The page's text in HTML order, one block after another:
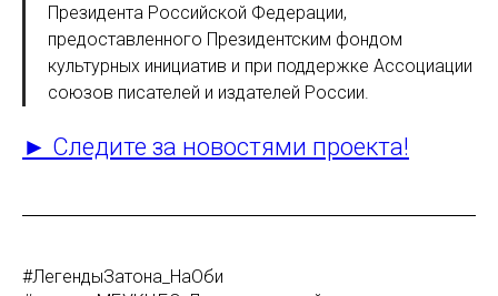
Президента Российской Федерации,
предоставленного Президентским фондом
культурных инициатив и при поддержке Ассоциации
союзов писателей и издателей России.
► Следите за новостями проекта!
#ЛегендыЗатона_НаОби